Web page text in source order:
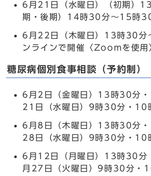
6月21日（水曜日）（初期）
期・後期）14時30分～15時
6月22日（木曜日）13時30分
ンラインで開催〈Zoomを使用
糖尿病個別食事相談（予約制）
6月2日（金曜日）13時30分
21日（水曜日）9時30分・10
6月8日（木曜日）13時30分
28日（水曜日）9時30分・10
6月12日（月曜日）13時30分
月27日（火曜日）9時30分・